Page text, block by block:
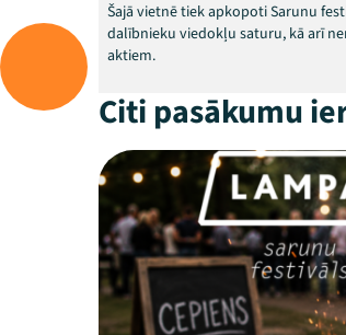
Šajā vietnē tiek apkopoti Sarunu
dalībnieku viedokļu saturu, kā arī
aktiem.
Citi pasākumu